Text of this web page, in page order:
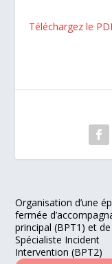
Téléchargez le
Organisation d’une
fermée
principal (BPT1) et de
Spécialiste Incident
Intervention (BPT2)